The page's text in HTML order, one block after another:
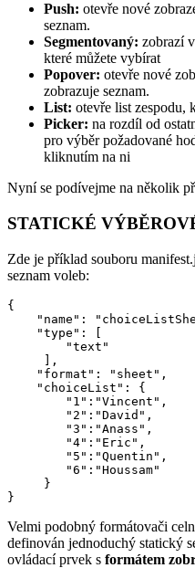
Push: otevře nové
seznam.
Segmentovaný: zobrazí
které můžete vybírat
Popover: otevře nové
zobrazuje seznam.
List: otevře list zespodu,
Picker: na rozdíl od
pro výběr požadované
kliknutím na ni
Nyní se podívejme na několik
STATICKÉ
Zde je příklad souboru
seznam voleb:
{
"name":
    "type": [
        "text"
     ],
    "format": "sheet",
    "choiceList": {
        "1":"Vincent",
        "2":"David",
        "3":"Anass",
        "4":"Eric",
        "5":"Quentin",
        "6":"Houssam"
     }
}
Velmi podobný formátovači
definován jednoduchý statický
ovládací prvek s formátem